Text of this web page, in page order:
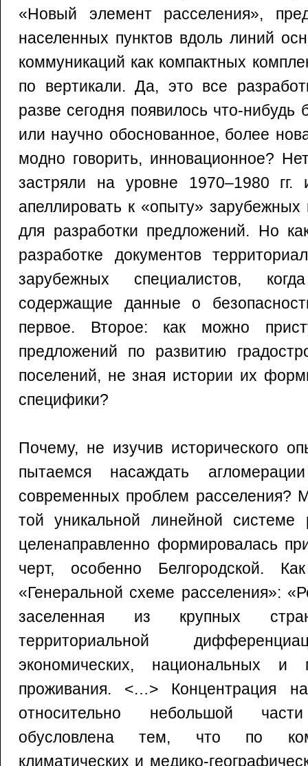
«Новый элемент расселения»,
населенных пунктов вдоль линий
коммуникаций как компактных
по вертикали. Да, это все
разве сегодня появилось что-нибудь
или научно обоснованное, более
модно говорить, инновационное?
застряли на уровне 1970–1980 гг.
апеллировать к «опыту» зарубежных
для разработки предложений. Но
разработке документов
зарубежных специалистов,
содержащие данные о
первое. Второе: как можно
предложений по развитию
поселений, не зная истории их
специфики?
Почему, не изучив исторического
пытаемся насаждать
современных проблем
той уникальной линейной системе
целенаправленно формировалась
черт, особенно Белгородской.
«Генеральной схеме расселения»:
заселенная из крупных
территориальной
экономических, национальных и
проживания. <…> Концентрация
относительно небольшой
обусловлена тем, что по
климатических и медико-